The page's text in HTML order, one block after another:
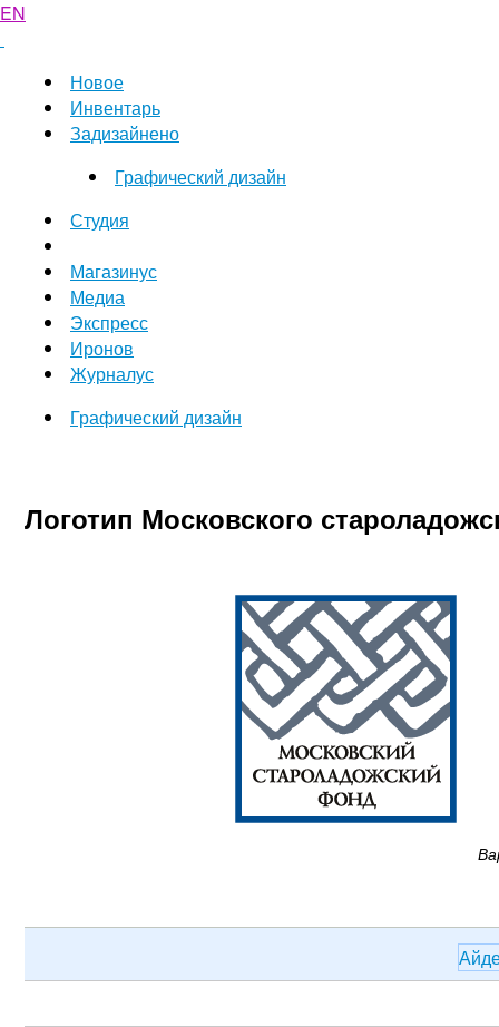
EN
Новое
Инвентарь
Задизайнено
Графический дизайн
Студия
Магазинус
Медиа
Экспресс
Иронов
Журналус
Графический дизайн
Логотип Московского